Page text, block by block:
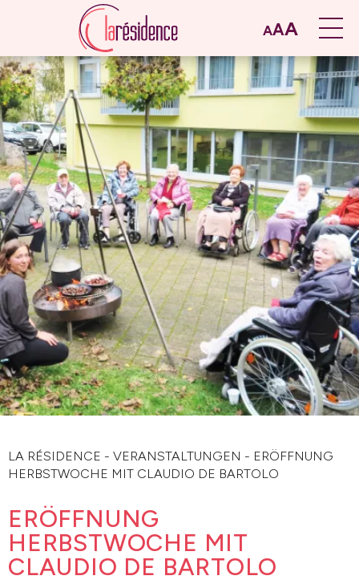
AAA
LA RÉSIDENCE - VERANSTALTUNGEN - ERÖFFNUNG
HERBSTWOCHE MIT CLAUDIO DE BARTOLO
ERÖFFNUNG
HERBSTWOCHE MIT
CLAUDIO DE BARTOLO